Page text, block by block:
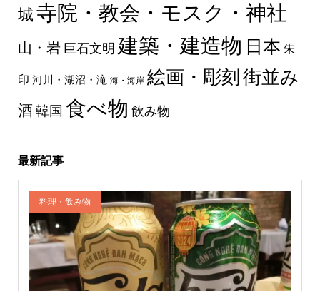
城 寺院・教会・モスク・神社
山・岩 巨石文明 建築・建造物 日本 朱
印 河川・湖沼・滝 海・海岸 絵画・彫刻 街並み
酒韓国 食べ物 飲み物
最新記事
料理・飲み物